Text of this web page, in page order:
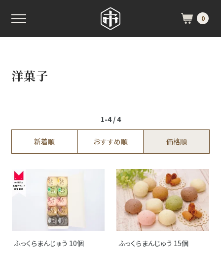
0
洋菓子
1-4 / 4
新着順 おすすめ順 価格順
ふっくらまんじゅう 10個
ふっくらまんじゅう 15個